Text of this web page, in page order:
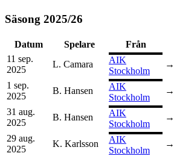
Säsong 2025/26
Datum Spelare Från
11 sep.
2025
L. Camara
AIK
Stockholm
→
1 sep.
2025
B. Hansen
AIK
Stockholm
→
31 aug.
2025
B. Hansen
AIK
Stockholm
→
29 aug.
2025
K. Karlsson
AIK
Stockholm
→